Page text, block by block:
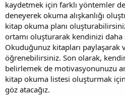
kaydetmek için farklı yöntemler
deneyerek okuma alışkanlığı
kitap okuma planı
ortamı oluşturarak kendinizi
Okuduğunuz kitapları paylaşarak
öğrenebilirsiniz. Son olarak,
belirlemek de motivasyonunuzu
kitap okuma listesi oluşturmak
göz atacağız.